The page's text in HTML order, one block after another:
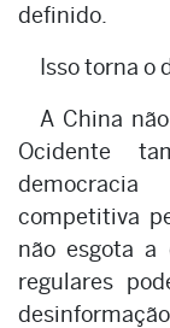
definido.
Isso torna o
A China
Ocidente
competitiva
não esgota a
regulares